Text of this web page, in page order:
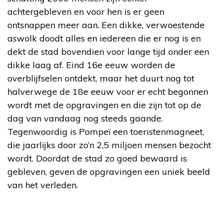
achtergebleven en voor hen is er geen
ontsnappen meer aan. Een dikke, verwoestende
aswolk doodt alles en iedereen die er nog is en
dekt de stad bovendien voor lange tijd onder een
dikke laag af. Eind 16e eeuw worden de
overblijfselen ontdekt, maar het duurt nog tot
halverwege de 18e eeuw voor er echt begonnen
wordt met de opgravingen en die zijn tot op de
dag van vandaag nog steeds gaande.
Tegenwoordig is Pompeï een toeristenmagneet,
die jaarlijks door zo’n 2,5 miljoen mensen bezocht
wordt. Doordat de stad zo goed bewaard is
gebleven, geven de opgravingen een uniek beeld
van het verleden.